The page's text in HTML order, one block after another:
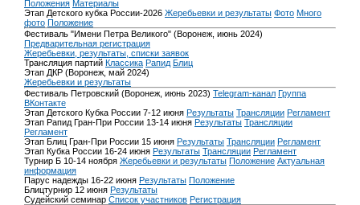
Положения Материалы
Этап Детского кубка России-2026 Жеребьевки и результаты Фото Много
фото Положение
Фестиваль "Имени Петра Великого" (Воронеж, июнь 2024)
Предварительная регистрация
Жеребьевки, результаты, списки заявок
Трансляция партий Классика Рапид Блиц
Этап ДКР (Воронеж, май 2024)
Жеребьевки и результаты
Фестиваль Петровский (Воронеж, июнь 2023) Telegram-канал Группа
ВКонтакте
Этап Детского Кубка России 7-12 июня Результаты Трансляции Регламент
Этап Рапид Гран-При России 13-14 июня Результаты Трансляции
Регламент
Этап Блиц Гран-При России 15 июня Результаты Трансляции Регламент
Этап Кубка России 16-24 июня Результаты Трансляции Регламент
Турнир Б 10-14 ноября Жеребьевки и результаты Положение Актуальная
информация
Парус надежды 16-22 июня Результаты Положение
Блицтурнир 12 июня Результаты
Судейский семинар Список участников Регистрация